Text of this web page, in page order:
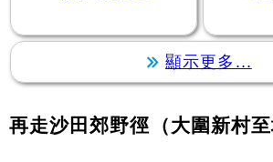
顯示更多...
再走沙田郊野徑（大圍新村至